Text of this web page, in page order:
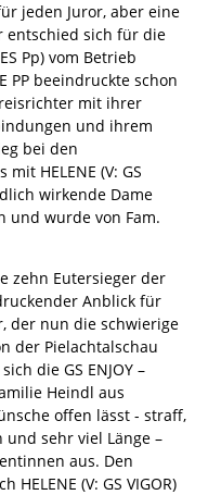
jeden Juror, aber eine
entschied sich für die
Pp) vom Betrieb
PP beeindruckte schon
mit ihrer
und ihrem
bei den
HELENE (V: GS
wirkende Dame
und wurde von Fam.
zehn Eutersieger der
Anblick für
der nun die schwierige
der Pielachtalschau
die GS ENJOY –
Heindl aus
offen lässt - straff,
sehr viel Länge –
aus. Den
(V: GS VIGOR)